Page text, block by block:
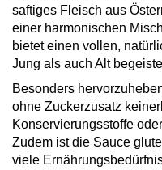
saftiges Fleisch aus
einer harmonischen
bietet einen vollen,
Jung als auch Alt
Besonders
ohne Zuckerzusatz
Konservierungsstoffe
Zudem ist die Sauce
viele